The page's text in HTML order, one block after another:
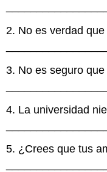
2. No es verdad que
3. No es seguro
4. La universidad
5. ¿Crees que tus